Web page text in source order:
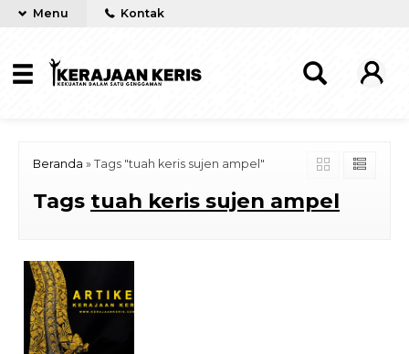
Menu Kontak
Beranda » Tags "tuah keris sujen ampel"
Tags tuah keris sujen ampel